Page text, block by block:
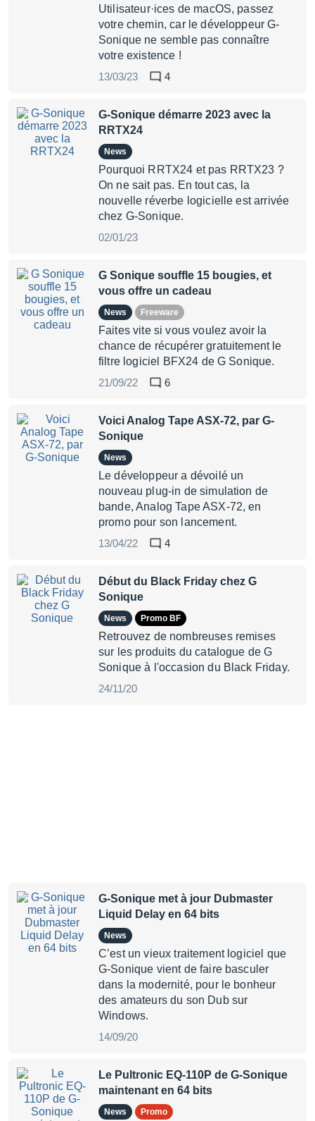
Utilisateur·ices de macOS, passez
votre chemin, car le développeur G-
Sonique ne semble pas connaître
votre existence !
13/03/23
4
G-Sonique démarre 2023 avec la
RRTX24
News
Pourquoi RRTX24 et pas RRTX23 ?
On ne sait pas. En tout cas, la
nouvelle réverbe logicielle est arrivée
chez G-Sonique.
02/01/23
G Sonique souffle 15 bougies, et
vous offre un cadeau
News Freeware
Faites vite si vous voulez avoir la
chance de récupérer gratuitement le
filtre logiciel BFX24 de G Sonique.
21/09/22
6
Voici Analog Tape ASX-72, par G-
Sonique
News
Le développeur a dévoilé un
nouveau plug-in de simulation de
bande, Analog Tape ASX-72, en
promo pour son lancement.
13/04/22
4
Début du Black Friday chez G
Sonique
News Promo BF
Retrouvez de nombreuses remises
sur les produits du catalogue de G
Sonique à l'occasion du Black Friday.
24/11/20
G-Sonique met à jour Dubmaster
Liquid Delay en 64 bits
News
C’est un vieux traitement logiciel que
G-Sonique vient de faire basculer
dans la modernité, pour le bonheur
des amateurs du son Dub sur
Windows.
14/09/20
Le Pultronic EQ-110P de G-Sonique
maintenant en 64 bits
News Promo